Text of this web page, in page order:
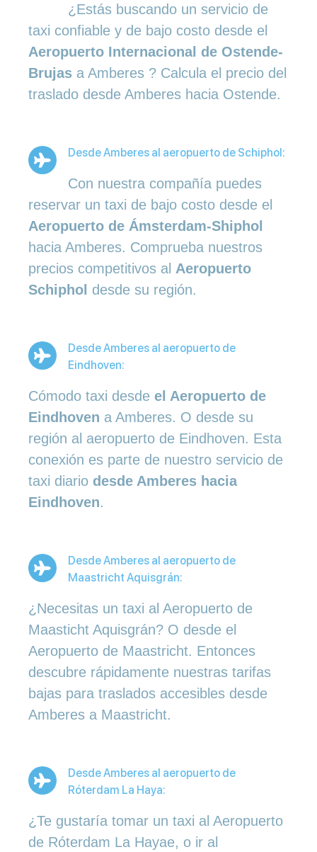
¿Estás buscando un servicio de
taxi confiable y de bajo costo desde el
Aeropuerto Internacional de Ostende-
Brujas a Amberes ? Calcula el precio del
traslado desde Amberes hacia Ostende.
Desde Amberes al aeropuerto de Schiphol:
Con nuestra compañía puedes
reservar un taxi de bajo costo desde el
Aeropuerto de Ámsterdam-Shiphol
hacia Amberes. Comprueba nuestros
precios competitivos al Aeropuerto
Schiphol desde su región.
Desde Amberes al aeropuerto de
Eindhoven:
Cómodo taxi desde el Aeropuerto de
Eindhoven a Amberes. O desde su
región al aeropuerto de Eindhoven. Esta
conexión es parte de nuestro servicio de
taxi diario desde Amberes hacia
Eindhoven.
Desde Amberes al aeropuerto de
Maastricht Aquisgrán:
¿Necesitas un taxi al Aeropuerto de
Maasticht Aquisgrán? O desde el
Aeropuerto de Maastricht. Entonces
descubre rápidamente nuestras tarifas
bajas para traslados accesibles desde
Amberes a Maastricht.
Desde Amberes al aeropuerto de
Róterdam La Haya:
¿Te gustaría tomar un taxi al Aeropuerto
de Róterdam La Hayae, o ir al